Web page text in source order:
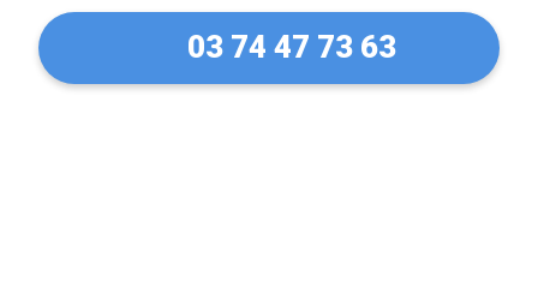
03 74 47 73 63